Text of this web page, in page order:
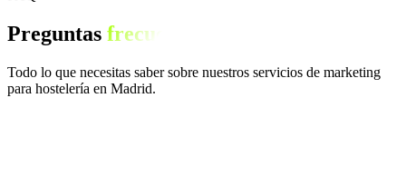
Preguntas frecuentes
Todo lo que necesitas saber sobre nuestros servicios de marketing
para hostelería en Madrid.